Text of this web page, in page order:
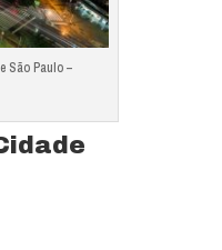
São Paulo –